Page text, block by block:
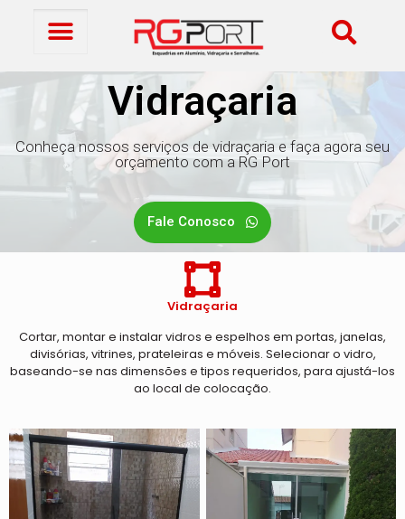
Vidraçaria
Conheça nossos serviços de vidraçaria e faça agora seu
orçamento com a RG Port
Fale Conosco
Vidraçaria
Cortar, montar e instalar vidros e espelhos em portas, janelas,
divisórias, vitrines, prateleiras e móveis. Selecionar o vidro,
baseando-se nas dimensões e tipos requeridos, para ajustá-los
ao local de colocação.